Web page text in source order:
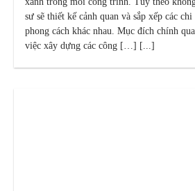
sư sẽ thiết kế cảnh quan và sắp xếp các
phong cách khác nhau. Mục đích chính
việc xây dựng các công […] [...]